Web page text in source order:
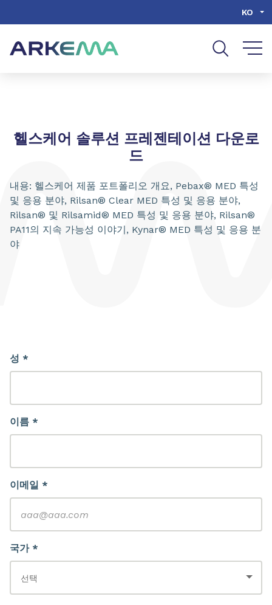
KO
헬스케어 솔루션 프레젠테이션 다운로
드
내용: 헬스케어 제품 포트폴리오 개요, Pebax® MED 특성
및 응용 분야, Rilsan® Clear MED 특성 및 응용 분야,
Rilsan® 및 Rilsamid® MED 특성 및 응용 분야, Rilsan®
PA11의 지속 가능성 이야기, Kynar® MED 특성 및 응용 분
야
성 *
이름 *
이메일 *
국가 *